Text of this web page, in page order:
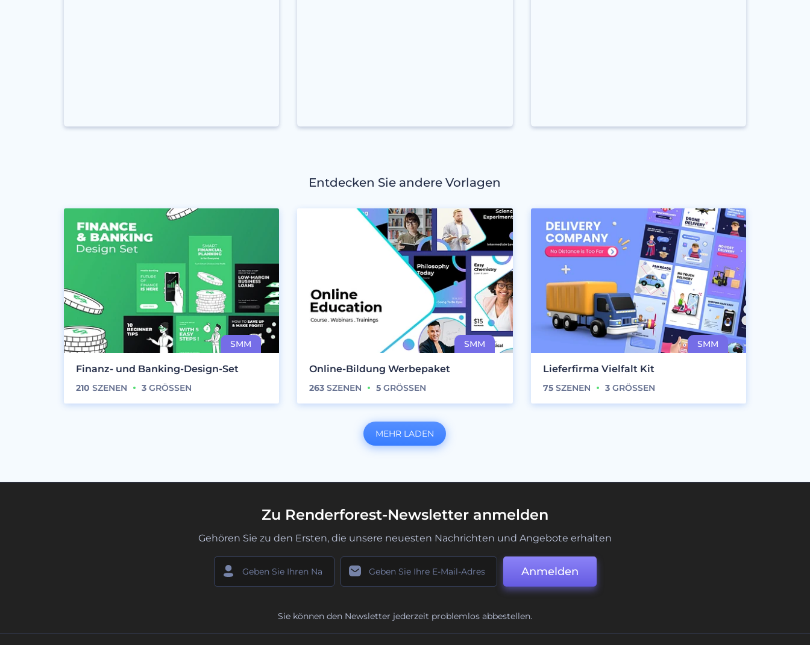
Entdecken Sie andere Vorlagen
Finanz- und Banking-Design-Set
210 SZENEN 3 GRÖSSEN
Online-Bildung Werbepaket
263 SZENEN 5 GRÖSSEN
Lieferfirma Vielfalt Kit
75SZENEN 3GRÖSSEN
MEHR LADEN
Zu Renderforest-Newsletter anmelden
Gehören Sie zu den Ersten, die unsere neuesten Nachrichten und Angebote erhalten
Anmelden
Sie können den Newsletter jederzeit problemlos abbestellen.